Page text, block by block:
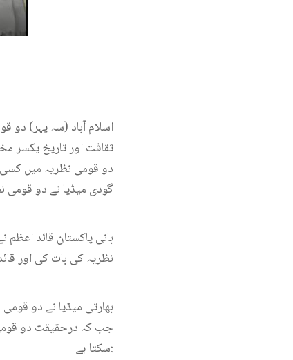
اسلام آباد (سہ پہر) دو
ثقافت اور تاریخ یکسر
دو قومی نظریہ میں کسی
گودی میڈیا نے دو
بانی پاکستان قائد
نظریہ کی بات کی اور
بھارتی میڈیا نے دو
جب کہ درحقیقت دو قومی
سکتا ہے: